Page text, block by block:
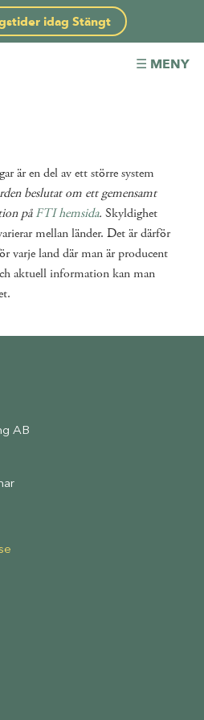
idag Stängt
☰ MENY
är en del av ett större system
beslutat om ett gemensamt
påFTI hemsida. Skyldighet
mellan länder. Det är därför
varje land där man är producent
aktuell information kan man
AB